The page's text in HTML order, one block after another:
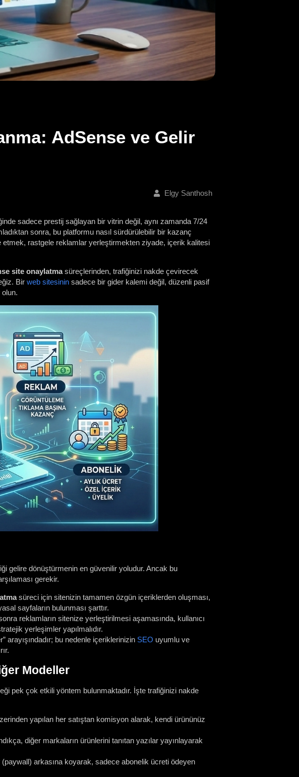
AdSense ve Gelir
Elgy Santhosh
sadece prestij sağlayan bir vitrin değil, aynı zamanda 7/24
sonra, bu platformu nasıl sürdürülebilir bir kazanç
etmek, rastgele reklamlar yerleştirmekten ziyade, içerik kalitesi
site onaylatmasüreçlerinden, trafiğinizi nakde çevirecek
Bir web sitesininsadece bir gider kalemi değil, düzenli pasif
gelire dönüştürmenin en güvenilir yoludur. Ancak bu
gerekir.
süreci için sitenizin tamamen özgün içeriklerden oluşması,
sayfaların bulunması şarttır.
reklamların sitenize yerleştirilmesi aşamasında, kullanıcı
yerleşimler yapılmalıdır.
arayışındadır; bu nedenle içeriklerinizin SEO uyumlu ve
Modeller
pek çok etkili yöntem bulunmaktadır. İşte trafiğinizi nakde
yapılan her satıştan komisyon alarak, kendi ürününüz
diğer markaların ürünlerini tanıtan yazılar yayınlayarak
arkasına koyarak, sadece abonelik ücreti ödeyen